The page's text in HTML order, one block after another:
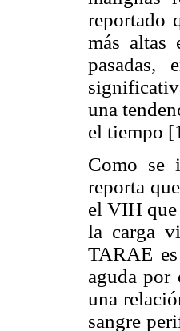
reportado
más altas
pasadas,
una
el tiempo
Como se
reporta
el VIH que
la carga
TARAE
aguda por
una
sangre